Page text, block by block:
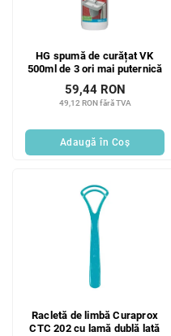
HG spumă de curățat VK
500ml de 3 ori mai puternică
49,12 RON fără TVA
59,44 RON
Adaugă în Coş
Racletă de limbă Curaprox
CTC 202 cu lamă dublă lată